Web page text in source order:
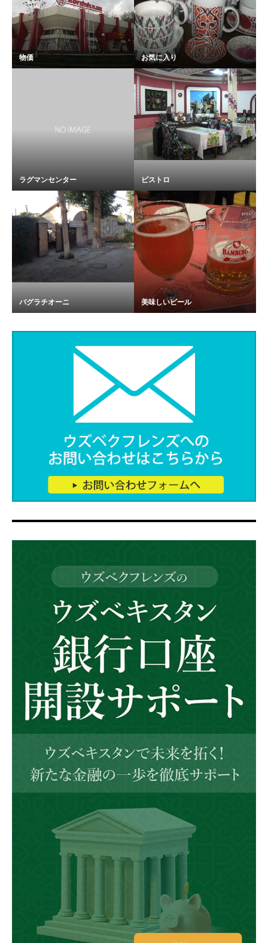
物価 お気に入り
ラグマンセンター ビストロ
バグラチオーニ 美味しいビール